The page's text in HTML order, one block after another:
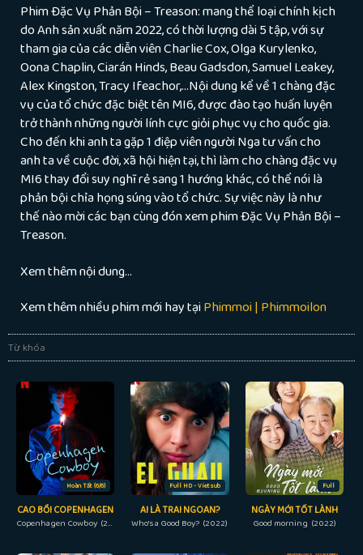
Phim Đặc Vụ Phản Bội – Treason: mang thể loại chính kịch
do Anh sản xuất năm 2022, có thời lượng dài 5 tập, với sự
tham gia của các diễn viên Charlie Cox, Olga Kurylenko,
Oona Chaplin, Ciarán Hinds, Beau Gadsdon, Samuel Leakey,
Alex Kingston, Tracy Ifeachor,…Nội dung kể về 1 chàng đặc
vụ của tổ chức đặc biệt tên MI6, được đào tạo huấn luyện
trở thành những người lính cực giỏi phục vụ cho quốc gia.
Cho đến khi anh ta gặp 1 điệp viên người Nga tư vấn cho
anh ta về cuộc đời, xã hội hiện tại, thì làm cho chàng đặc vụ
MI6 thay đổi suy nghĩ rẻ sang 1 hướng khác, có thể nói là
phản bội chỉa họng súng vào tổ chức. Sự việc này là như
thế nào mời các bạn cùng đón xem phim Đặc Vụ Phản Bội –
Treason.
Xem thêm nội dung…
Xem thêm nhiều phim mới hay tạiPhimmoi | Phimmoilon
Từ khóa
Hoàn Tất (6/6)
CAO BỒI COPENHAGEN
Copenhagen Cowboy (2023)
Full HD - Vietsub
AI LÀ TRAI NGOAN?
Who's a Good Boy? (2022)
Full
NGÀY MỚI TỐT LÀNH
Good morning (2022)